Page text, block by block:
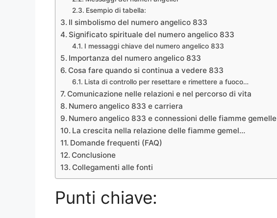
Esempio di tabella:
Il simbolismo del numero angelico 833
Significato spirituale del numero angelico 833
I messaggi chiave del numero angelico 833
Importanza del numero angelico 833
Cosa fare quando si continua a vedere 833
Lista di controllo per resettare e rimettere a fuoco…
Comunicazione nelle relazioni e nel percorso di vita
Numero angelico 833 e carriera
Numero angelico 833 e connessioni delle fiamme gemelle
La crescita nella relazione delle fiamme gemel…
Domande frequenti (FAQ)
Conclusione
Collegamenti alle fonti
Punti chiave: